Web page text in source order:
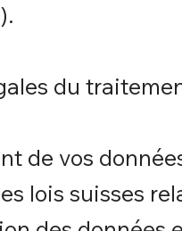
du
de vos
lois suisses